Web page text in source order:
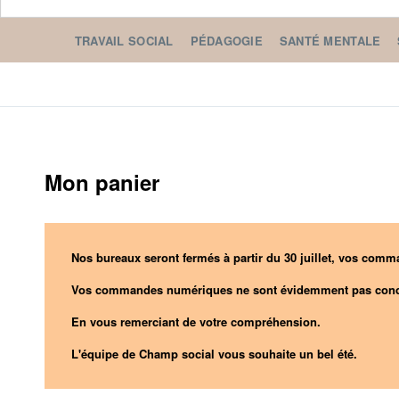
TRAVAIL SOCIAL PÉDAGOGIE SANTÉ MENTALE
Mon panier
Nos bureaux seront fermés à partir du 30 juillet, vos
Vos commandes numériques ne sont évidemment pas
En vous remerciant de votre compréhension.
L'équipe de Champ social vous souhaite un bel été.